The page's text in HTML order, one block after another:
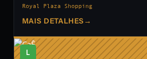
Royal Plaza Shopping
MAIS DETALHES →
L